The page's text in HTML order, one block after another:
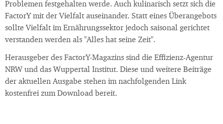
Problemen festgehalten werde. Auch kulinarisch setzt sich die
FactorY mit der Vielfalt auseinander. Statt eines Überangebots
sollte Vielfalt im Ernährungssektor jedoch saisonal gerichtet
verstanden werden als "Alles hat seine Zeit".
Herausgeber des FactorY-Magazins sind die Effizienz-Agentur
NRW und das Wuppertal Institut. Diese und weitere Beiträge
der aktuellen Ausgabe stehen im nachfolgenden Link
kostenfrei zum Download bereit.